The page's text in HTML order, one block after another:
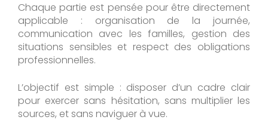
Chaque partie est pensée pour être directement
applicable : organisation de la journée,
communication avec les familles, gestion des
situations sensibles et respect des obligations
professionnelles.
L’objectif est simple : disposer d’un cadre clair
pour exercer sans hésitation, sans multiplier les
sources, et sans naviguer à vue.